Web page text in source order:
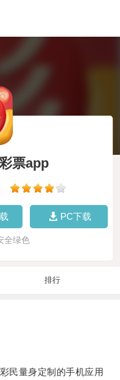
票app
PC下载
全绿色
排行
量身定制的手机应用